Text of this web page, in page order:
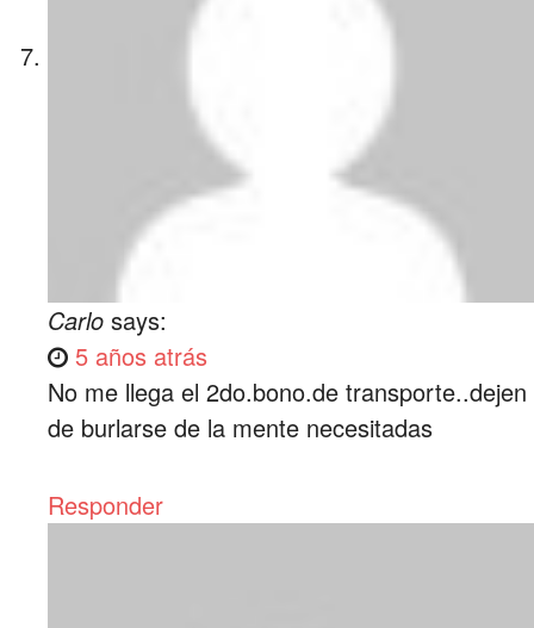
Carlo says:
5 años atrás
No me llega el 2do.bono.de transporte..dejen
de burlarse de la mente necesitadas
Responder